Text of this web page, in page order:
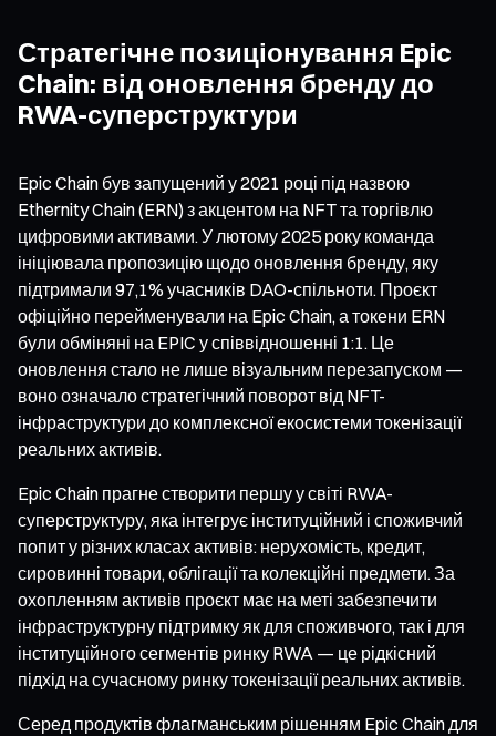
Стратегічне позиціонування Epic
Chain: від оновлення бренду до
RWA-суперструктури
Epic Chain був запущений у 2021 році під назвою
Ethernity Chain (ERN) з акцентом на NFT та торгівлю
цифровими активами. У лютому 2025 року команда
ініціювала пропозицію щодо оновлення бренду, яку
підтримали 97,1% учасників DAO-спільноти. Проєкт
офіційно перейменували на Epic Chain, а токени ERN
були обміняні на EPIC у співвідношенні 1:1. Це
оновлення стало не лише візуальним перезапуском —
воно означало стратегічний поворот від NFT-
інфраструктури до комплексної екосистеми токенізації
реальних активів.
Epic Chain прагне створити першу у світі RWA-
суперструктуру, яка інтегрує інституційний і споживчий
попит у різних класах активів: нерухомість, кредит,
сировинні товари, облігації та колекційні предмети. За
охопленням активів проєкт має на меті забезпечити
інфраструктурну підтримку як для споживчого, так і для
інституційного сегментів ринку RWA — це рідкісний
підхід на сучасному ринку токенізації реальних активів.
Серед продуктів флагманським рішенням Epic Chain для